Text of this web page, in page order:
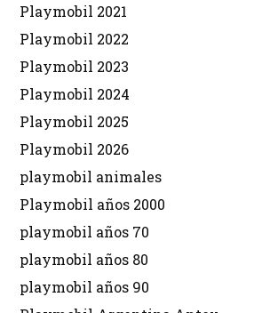
Playmobil 2021
Playmobil 2022
Playmobil 2023
Playmobil 2024
Playmobil 2025
Playmobil 2026
playmobil animales
Playmobil años 2000
playmobil años 70
playmobil años 80
playmobil años 90